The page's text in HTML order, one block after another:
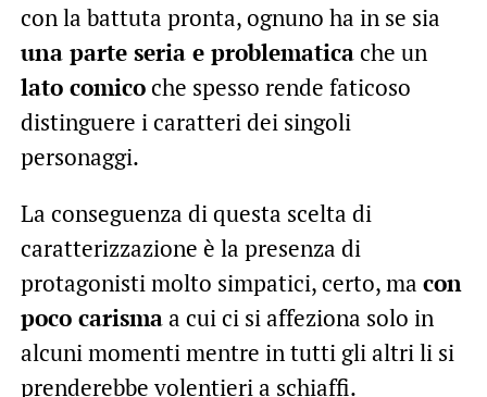
con la battuta pronta, ognuno ha in se sia
una parte seria e problematicache un
lato comicoche spesso rende faticoso
distinguere i caratteri dei singoli
personaggi.
La conseguenza di questa scelta di
caratterizzazione è la presenza di
protagonisti molto simpatici, certo, ma con
poco carismaa cui ci si affeziona solo in
alcuni momenti mentre in tutti gli altri li si
prenderebbe volentieri a schiaffi.